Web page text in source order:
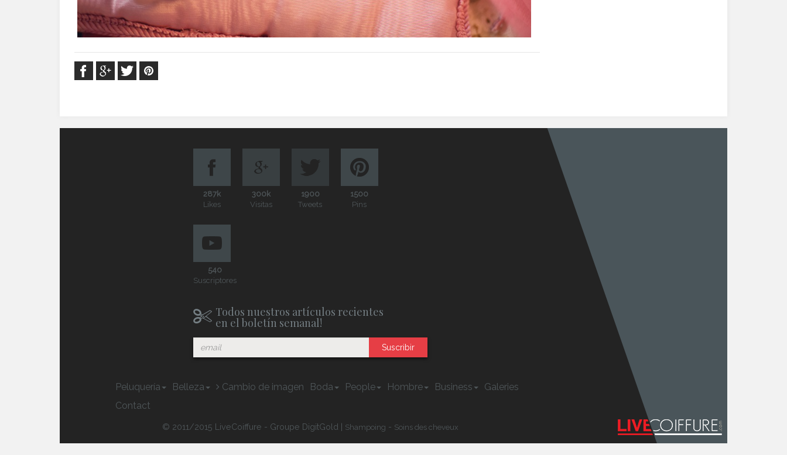
287k
Likes
300k
Visitas
1900
Tweets
1500
Pins
540
Suscriptores
Todos nuestros artículos recientes
en el boletín semanal!
Suscribir
Peluquería Belleza Cambio de imagen Boda People Hombre Business
Galeries
Contact
© 2011/2015 LiveCoiffure - Groupe DigitGold | Shampoing - Soins des cheveux